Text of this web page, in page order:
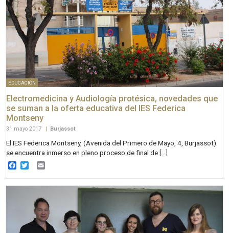
EDUCACIÓN
Electromedicina y Audiología protésica, novedades que
se suman a la oferta educativa del IES Federica
Montseny
31 mayo 2017 | Burjassot
El IES Federica Montseny, (Avenida del Primero de Mayo, 4, Burjassot)
se encuentra inmerso en pleno proceso de final de […]
Facebook
Twitter